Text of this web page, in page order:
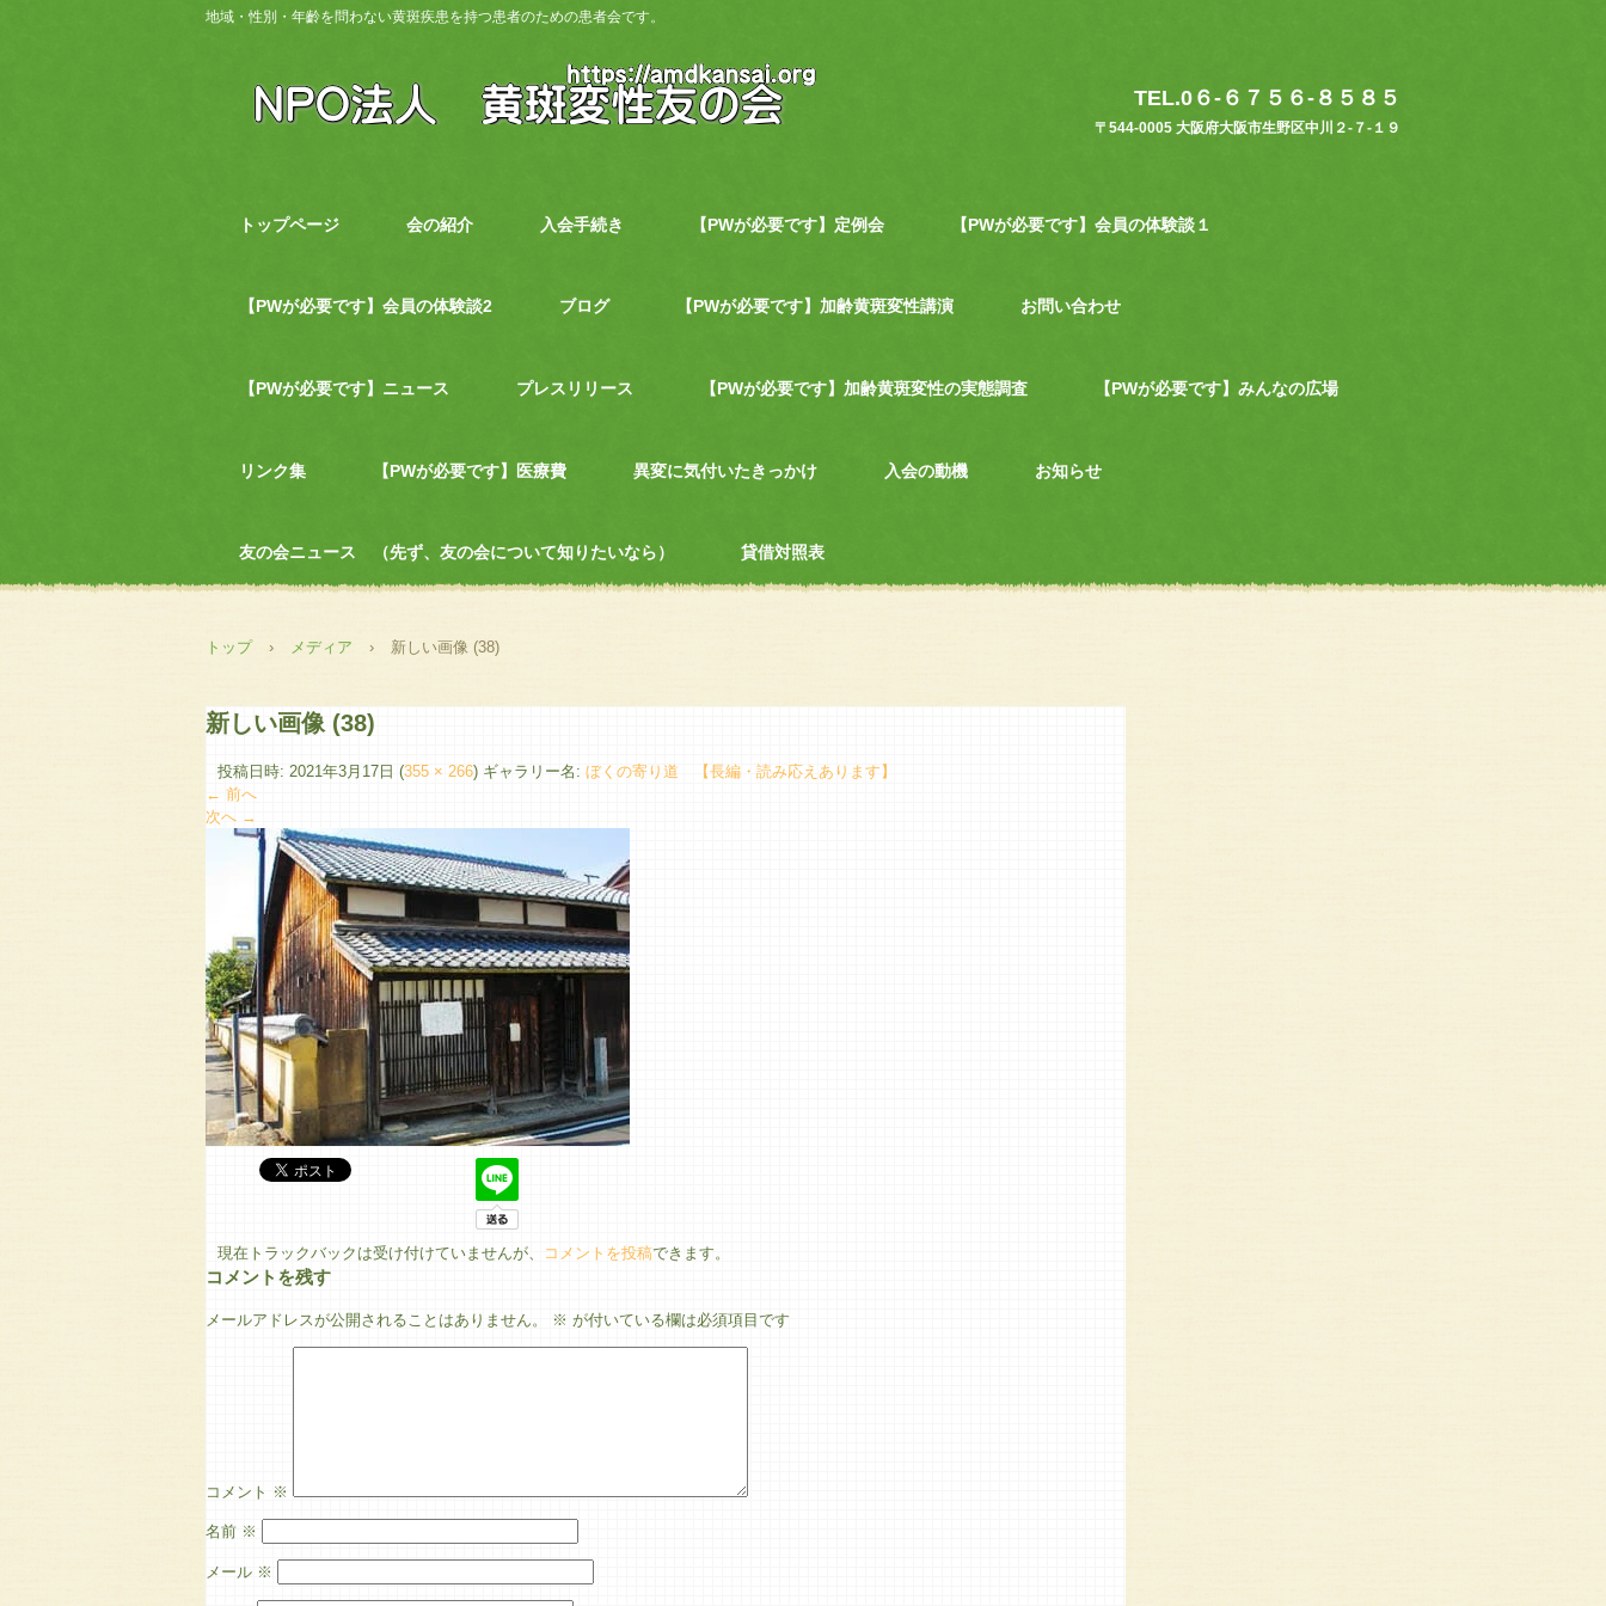
地域・性別・年齡を問わない黄斑疾患を持つ患者のための患者会です。
TEL.0６-６７５６-８５８５
〒544-0005 大阪府大阪市生野区中川２-７-１９
トップページ 会の紹介 入会手続き 【PWが必要です】定例会 【PWが必要です】会員の体験談１
【PWが必要です】会員の体験談2 ブログ 【PWが必要です】加齢黄斑変性講演 お問い合わせ
【PWが必要です】ニュース プレスリリース 【PWが必要です】加齢黄斑変性の実態調査 【PWが必要です】みんなの広場
リンク集 【PWが必要です】医療費 異変に気付いたきっかけ 入会の動機 お知らせ
友の会ニュース （先ず、友の会について知りたいなら） 貸借対照表
トップ › メディア › 新しい画像 (38)
新しい画像 (38)
投稿日時: 2021年3月17日 (355 × 266) ギャラリー名: ぼくの寄り道 【長編・読み応えあります】
← 前へ
次へ →
現在トラックバックは受け付けていませんが、 コメントを投稿できます。
コメントを残す
メールアドレスが公開されることはありません。 ※ が付いている欄は必須項目です
コメント ※
名前 ※
メール ※